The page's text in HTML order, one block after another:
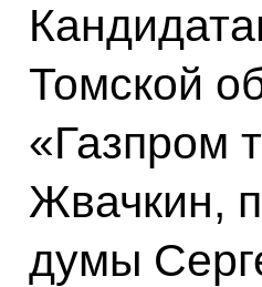
Томской
«Газпром
Жвачкин,
думы